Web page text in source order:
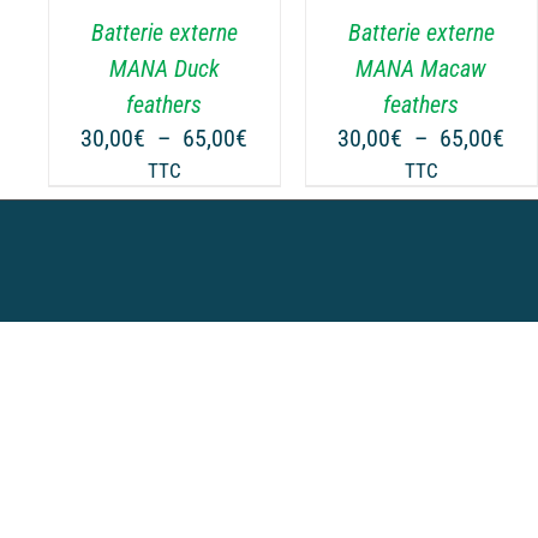
Batterie externe
MANA Duck
feathers
30,00€ – 65,00€
prix :
TTC
LES
OPTIONS
PEUVENT
ÊTRE
CHOISIES
SUR
LA
Batterie externe
MANA Macaw
feathers
30,00€ – 65,00€
TTC
LES
OPTIONS
PEUVENT
ÊTRE
CHOISIES
SUR
LA